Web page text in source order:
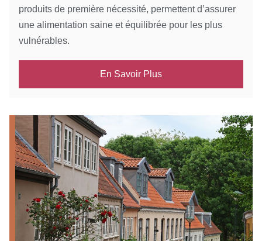
produits de première nécessité, permettent d’assurer
une alimentation saine et équilibrée pour les plus
vulnérables.
En Savoir Plus